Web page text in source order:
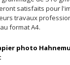
satisfaits pour
travaux
format A4.
photo